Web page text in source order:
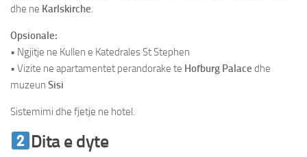
dhe ne Karlskirche.
Opsionale:
• Ngjitje ne Kullen e Katedrales St Stephen
• Vizite ne apartamentet perandorake te Hofburg Palace dhe
muzeun Sisi
Sistemimi dhe fjetje ne hotel.
Dita e dyte